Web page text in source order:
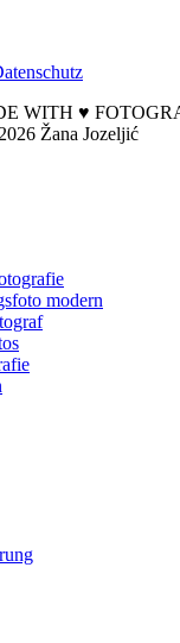
WITH ♥
Žana Jozeljić
modern